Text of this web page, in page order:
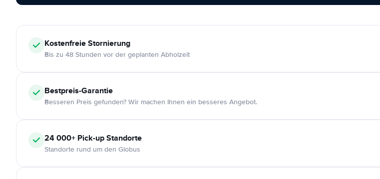
KostenfreieStornierung
Bis zu 48 Stunden vor der geplanten Abholzeit
Bestpreis-Garantie
Besseren Preis gefunden? Wir machen Ihnen ein besseres Angebot.
24 000+ Pick-up Standorte
Standorte rund um den Globus